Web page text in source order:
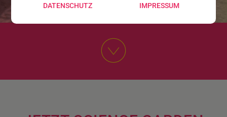
DATENSCHUTZ IMPRESSUM